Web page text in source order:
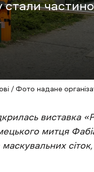
стали
/ Фото надане
виставка
митця